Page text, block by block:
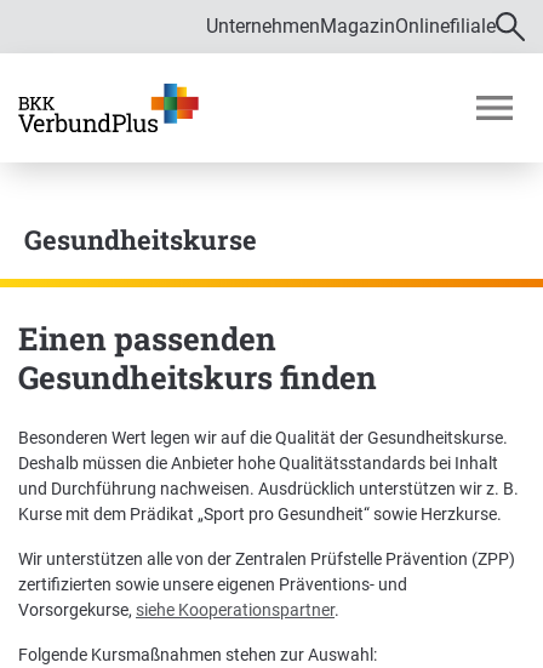
Unternehmen
Über uns
Bekämpfung von Fehlverhalten im
Karriere
Ausbildung und Duales Studium
Nachhaltigkeit bei der BKK VerbundPlus
Markenbotschafter
MagazinOnlinefiliale
o
n
e
n
Gesundheitskurse
Einen passenden
Gesundheitskurs finden
Besonderen Wert legen wir auf die Qualität der Gesundheitskurse.
Deshalb müssen die Anbieter hohe Qualitätsstandards bei Inhalt
und Durchführung nachweisen. Ausdrücklich unterstützen wir z. B.
Kurse mit dem Prädikat „Sport pro Gesundheit“ sowie Herzkurse.
Wir unterstützen alle von der Zentralen Prüfstelle Prävention (ZPP)
zertifizierten sowie unsere eigenen Präventions- und
Vorsorgekurse, siehe Kooperationspartner.
Folgende Kursmaßnahmen stehen zur Auswahl:
Direkt zur Hauptnavigation (Enter drücken)
Direkt zur Suche (Enter drücken)
Direkt zum Hauptinhalt (Enter drücken)